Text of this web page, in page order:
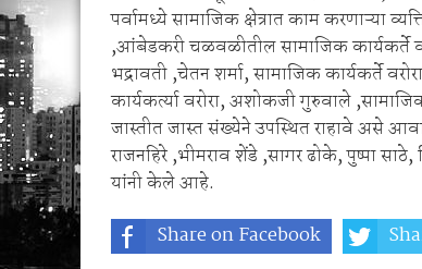
पर्वामध्ये सामाजिक क्षेत्रात काम करणाऱ्या
,आंबेडकरी चळवळीतील सामाजिक कार्यकर्ते
भद्रावती ,चेतन शर्मा, सामाजिक कार्यकर्ते
कार्यकर्त्या वरोरा, अशोकजी गुरुवाले
जास्तीत जास्त संख्येने उपस्थित राहावे असे
राजनहिरे ,भीमराव शेंडे ,सागर ढोके, पुष्पा
यांनी केले आहे.
Share on Facebook